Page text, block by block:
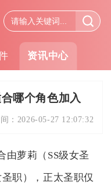
资讯中心
哪个角色加入
： 2026-05-27 12:07:32
由萝莉（SS级女圣
职），正太圣职仅